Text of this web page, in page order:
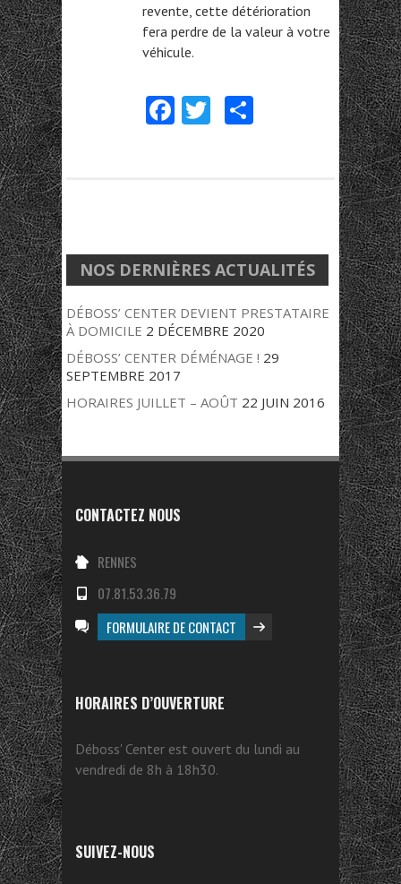
revente, cette détérioration
fera perdre de la valeur à votre
véhicule.
Fa
k
T
NOS DERNIÈRES ACTUALITÉS
DÉBOSS’ CENTER DEVIENT PRESTATAIRE
À DOMICILE 2 DÉCEMBRE 2020
DÉBOSS’ CENTER DÉMÉNAGE ! 29
SEPTEMBRE 2017
HORAIRES JUILLET – AOÛT 22 JUIN 2016
CONTACTEZ NOUS
RENNES
07.81.53.36.79
FORMULAIRE DE CONTACT
HORAIRES D’OUVERTURE
Déboss' Center est ouvert du lundi au
vendredi de 8h à 18h30.
SUIVEZ-NOUS